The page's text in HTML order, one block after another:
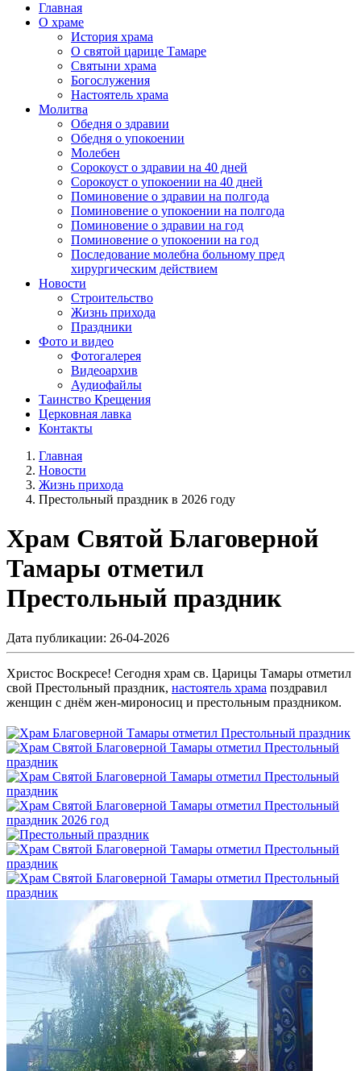
Главная
О храме
История храма
О святой царице Тамаре
Святыни храма
Богослужения
Настоятель храма
Молитва
Обедня о здравии
Обедня о упокоении
Молебен
Сорокоуст о здравии на 40 дней
Сорокоуст о упокоении на 40 дней
Поминовение о здравии на полгода
Поминовение о упокоении на полгода
Поминовение о здравии на год
Поминовение о упокоении на год
Последование молебна больному пред
хирургическим действием
Новости
Строительство
Жизнь прихода
Праздники
Фото и видео
Фотогалерея
Видеоархив
Аудиофайлы
Таинство Крещения
Церковная лавка
Контакты
Главная
Новости
Жизнь прихода
Престольный праздник в 2026 году
Храм Святой Благоверной
Тамары отметил
Престольный праздник
Дата публикации: 26-04-2026
Христос Воскресе! Сегодня храм св. Царицы Тамары отметил
свой Престольный праздник, настоятель храма поздравил
женщин с днём жен-мироносиц и престольным праздником.